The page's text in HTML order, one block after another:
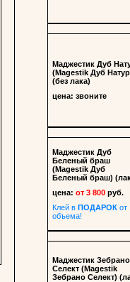
Маджестик Дуб
(Magestik Дуб
(без лака)
цена:звоните
Маджестик Дуб
Беленый браш
(Magestik Дуб
Беленый браш)
цена:от 3 800руб.
Клей вПОДАРОК от
объема!
Маджестик Зебрано
Селект (Magestik
Зебрано Селект)